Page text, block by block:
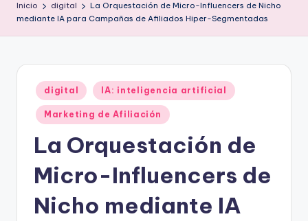
Inicio digital
La Orquestación de Micro-Influencers de Nicho
mediante IA para Campañas de Afiliados Hiper-Segmentadas
Publicado
en
digital IA: inteligencia artificial
Marketing de Afiliación
La Orquestación de
Micro-Influencers de
Nicho mediante IA